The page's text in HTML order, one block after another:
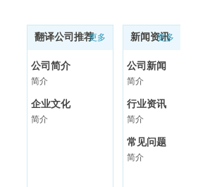
新闻资讯
更多
公司新闻
简介
行业资讯
简介
常见问题
简介
翻译公司推荐更多
公司简介
简介
企业文化
简介